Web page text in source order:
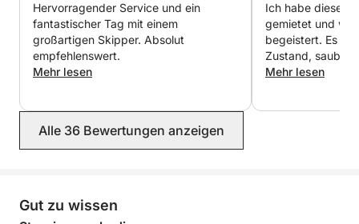
Hervorragender Service und ein
fantastischer Tag mit einem
großartigen Skipper. Absolut
empfehlenswert.
Mehr lesen
Ich habe dieses
gemietet und
begeistert. Es ist
Zustand, sauber
funktionsfähig.
Mehr lesen
Alle 36 Bewertungen anzeigen
Gut zu wissen